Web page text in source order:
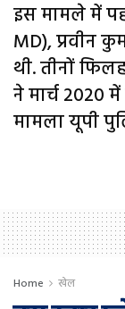
इस मामले में
MD), प्रवीन
थी. तीनों
ने मार्च 2020
मामला यूपी
Home खेल